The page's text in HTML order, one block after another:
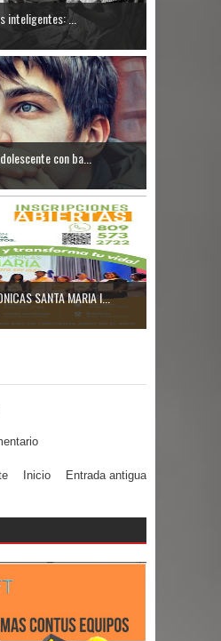
inteligentes: ...
con ba...
SANTA MARIA I...
Entrada antigua
Inicio